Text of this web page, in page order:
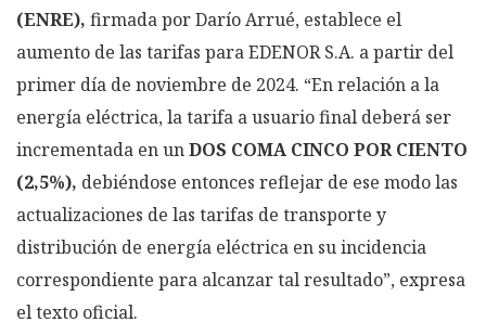
(ENRE), firmada por Darío Arrué, establece el
aumento de las tarifas para EDENOR S.A. a partir del
primer día de noviembre de 2024. “En relación a la
energía eléctrica, la tarifa a usuario final deberá ser
incrementada en unDOS COMA CINCO POR CIENTO
(2,5%), debiéndose entonces reflejar de ese modo las
actualizaciones de las tarifas de transporte y
distribución de energía eléctrica en su incidencia
correspondiente para alcanzar tal resultado”, expresa
el texto oficial.